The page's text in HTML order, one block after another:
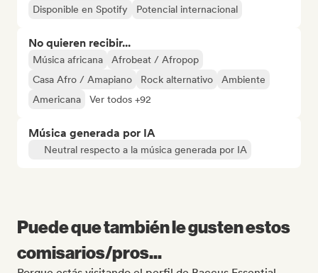
Disponible en Spotify Potencial internacional
No quieren recibir...
Música africana
Afrobeat / Afropop
Casa Afro / Amapiano
Rock alternativo
Ambiente
Americana
Ver todos +92
Música generada por IA
Neutral respecto a la música generada por IA
Puede que también le gusten estos
comisarios/pros...